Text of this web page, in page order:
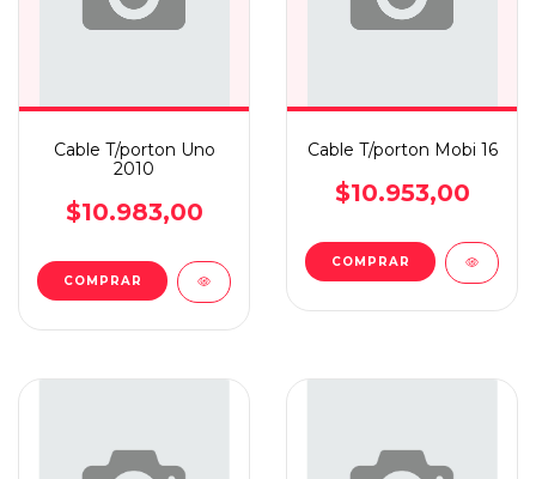
Cable T/porton Uno
2010
$10.983,00
COMPRAR
Cable T/porton Mobi 16
$10.953,00
COMPRAR